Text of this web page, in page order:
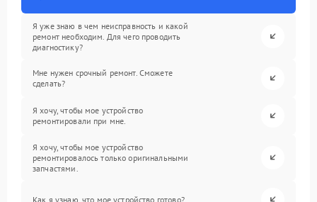
Я уже знаю в чем неисправность и какой
ремонт необходим. Для чего проводить
диагностику?
Мне нужен срочный ремонт. Сможете
сделать?
Я хочу, чтобы мое устройство
ремонтировали при мне.
Я хочу, чтобы мое устройство
ремонтировалось только оригинальными
запчастями.
Как я узнаю, что мое устройство готово?